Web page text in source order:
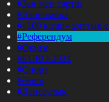
#Заң мен тәртіп
#Экономика
#«100 кітап» ұлттық
#Референдум
#Оқиға
#EURO 2024
#Спорт
#Әлем
#Денсаулық